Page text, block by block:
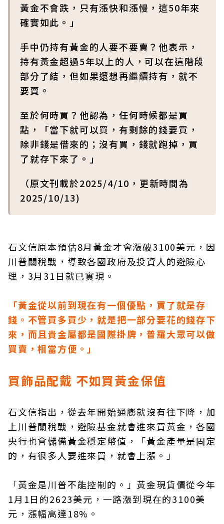
黃金不會跌，只有漲快和漲慢，這50年來
確實如此。」
手中仍持有黃金的人要不要賣？他表示，
持有黃金超過5年以上的人，可以在這階段
部分了結，但如果還想再繼續持有，就不
要賣。
至於何時買？他認為，任何時候都是買
點，「當下就可以買，有剩餘的錢要買，
除非錢是借來的；沒有買，錢就跑掉，買
了就存下來了。」
（原文刊載於2025/4/10，更新時間為
2025/10/13)
石文信原本預估8月黃金才會漲破3100美元，因
川普關稅戰，導致各國政府及投資人的避險心
理，3月31日就已實現。
「黃金從以前到現在有一個優點，買了就是存
錢。不管買多買少，就是把一部分要花的錢存下
來，而且貴金屬都是國際掛牌，普羅大眾可以做
買賣，相當方便。」
買飾品配戴 不如買黃金保值
石文信指出，從去年開始通膨就沒有往下降，加
上川普關稅戰，避險基金就會進來買黃金，各國
央行也會儲備黃金穩定幣值，「黃金產量是固定
的，有很多人要進來買，就會上漲。」
「黃金是川普不能控制的。」黃金現貨價從今年
1月1日的2623美元，一路漲到現在的3100美
元，漲幅高達18%。